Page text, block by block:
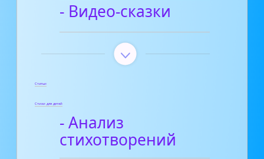
- Видео-сказки
Статьи
Стихи для детей
- Анализ
стихотворений